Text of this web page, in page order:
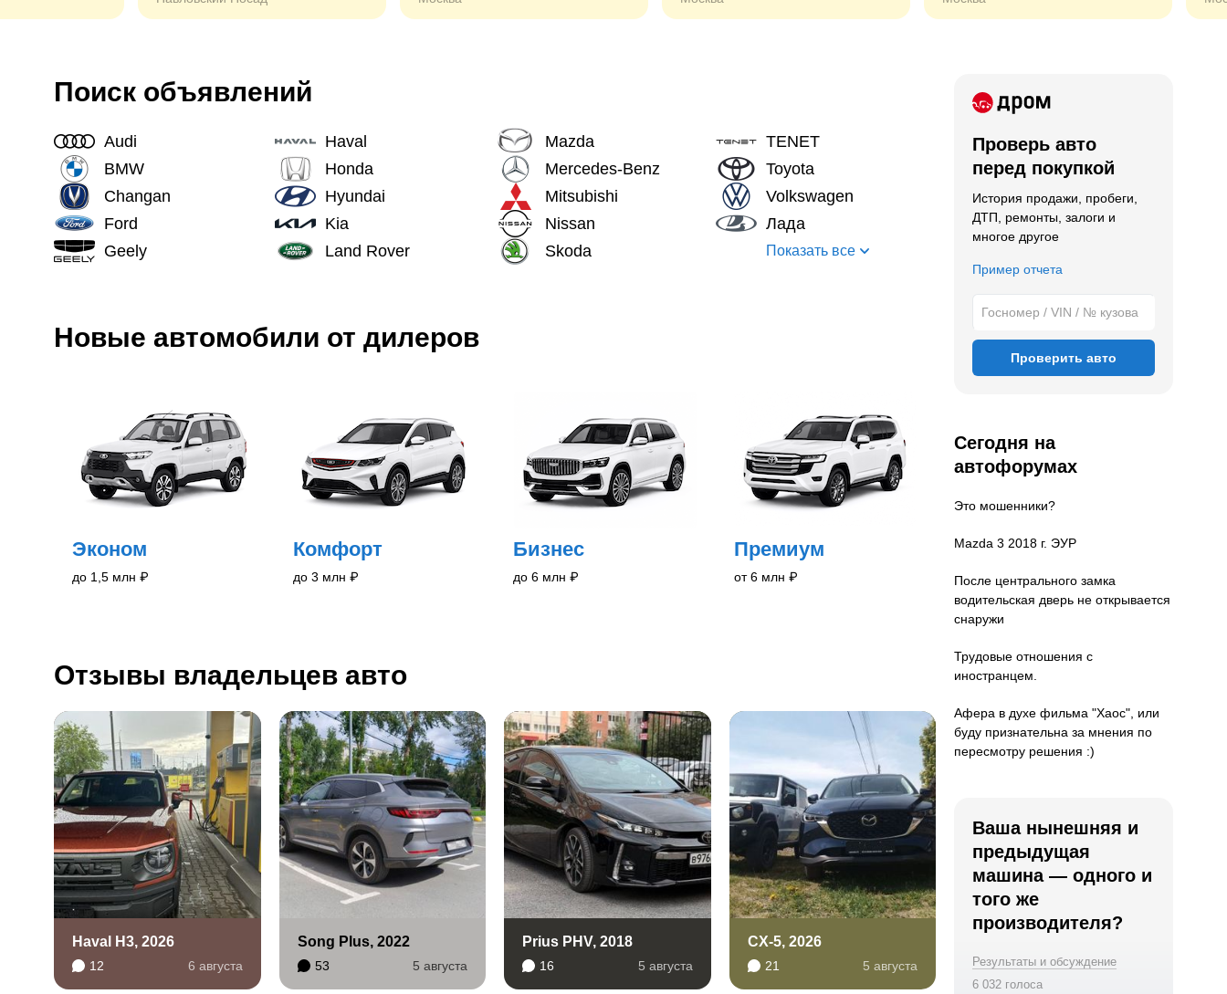
Поиск объявлений
Audi
BMW
Changan
Ford
Geely
Haval
Honda
Hyundai
Kia
Land Rover
Mazda
Mercedes-Benz
Mitsubishi
Nissan
Skoda
TENET
Toyota
Volkswagen
Лада
Показать все
Новые автомобили от дилеров
Эконом
до 1,5 млн ₽
Комфорт
до 3 млн ₽
Бизнес
до 6 млн ₽
Премиум
от 6 млн ₽
Отзывы владельцев авто
Haval H3, 2026
12 6 августа
Song Plus, 2022
53 5 августа
Prius PHV, 2018
16 5 августа
CX-5, 2026
21 5 августа
Проверь авто
перед покупкой
История продажи, пробеги,
ДТП, ремонты, залоги и
многое другое
Пример отчета
Проверить авто
Сегодня на
автофорумах
Это мошенники?
Mazda 3 2018 г. ЭУР
После центрального замка
водительская дверь не открывается
снаружи
Трудовые отношения с
иностранцем.
Афера в духе фильма "Хаос", или
буду признательна за мнения по
пересмотру решения :)
Ваша нынешняя и
предыдущая
машина — одного и
того же
производителя?
Результаты и обсуждение
6 032 голоса